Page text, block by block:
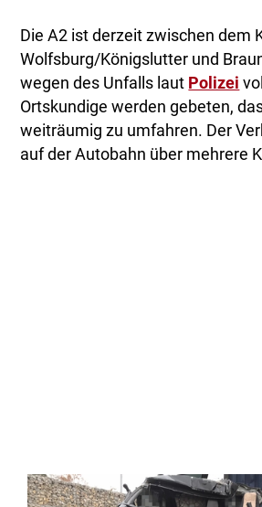
Die A2 ist derzeit zwischen dem
Wolfsburg/Königslutter und
wegen des Unfalls laut Polizei
Ortskundige werden gebeten,
weiträumig zu umfahren. Der
auf der Autobahn über mehrere